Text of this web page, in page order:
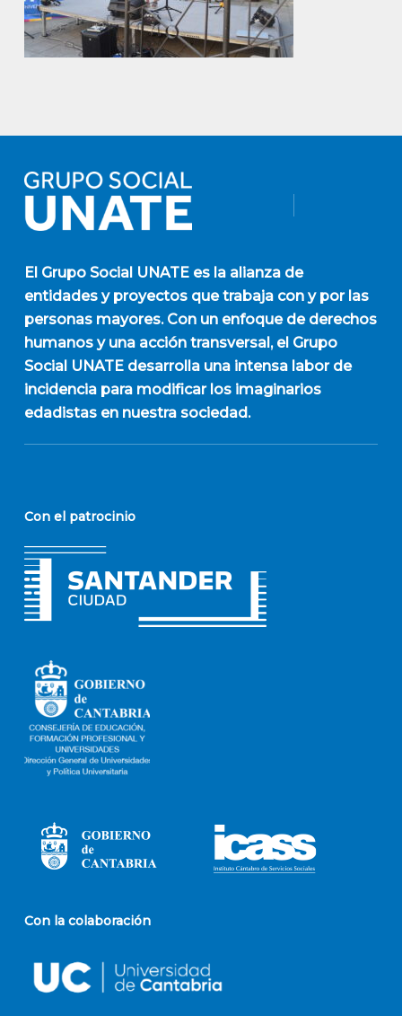
El Grupo Social UNATEes la alianza de
entidades y proyectos que trabaja con y por las
personas mayores. Con un enfoque de derechos
humanos y una acción transversal, el Grupo
Social UNATE desarrolla una intensa labor de
incidencia para modificar los imaginarios
edadistas en nuestra sociedad.
Con el patrocinio
Con la colaboración